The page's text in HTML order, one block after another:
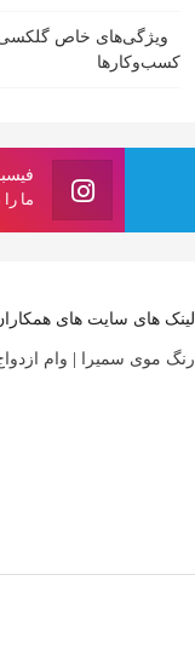
کسب‌وکارها
ما را
لینک های سایت های
رنگ موی سمیرا | وام